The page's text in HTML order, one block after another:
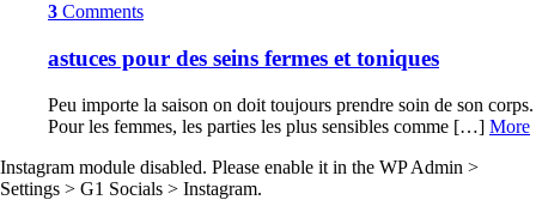
3 Comments
astuces pour des seins fermes et toniques
Peu importe la saison on doit toujours prendre soin de son corps.
Pour les femmes, les parties les plus sensibles comme […] More
Instagram module disabled. Please enable it in the WP Admin >
Settings > G1 Socials > Instagram.